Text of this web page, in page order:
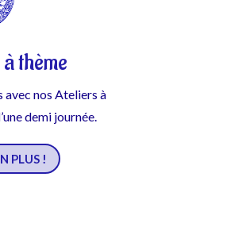
thème
nos Ateliers à
demi journée.
PLUS !